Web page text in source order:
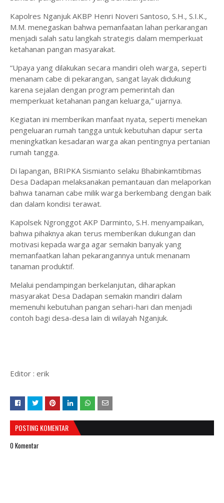
Kapolres Nganjuk AKBP Henri Noveri Santoso, S.H., S.I.K.,
M.M. menegaskan bahwa pemanfaatan lahan perkarangan
menjadi salah satu langkah strategis dalam memperkuat
ketahanan pangan masyarakat.
“Upaya yang dilakukan secara mandiri oleh warga, seperti
menanam cabe di pekarangan, sangat layak didukung
karena sejalan dengan program pemerintah dan
memperkuat ketahanan pangan keluarga,” ujarnya.
Kegiatan ini memberikan manfaat nyata, seperti menekan
pengeluaran rumah tangga untuk kebutuhan dapur serta
meningkatkan kesadaran warga akan pentingnya pertanian
rumah tangga.
Di lapangan, BRIPKA Sismianto selaku Bhabinkamtibmas
Desa Dadapan melaksanakan pemantauan dan melaporkan
bahwa tanaman cabe milik warga berkembang dengan baik
dan dalam kondisi terawat.
Kapolsek Ngronggot AKP Darminto, S.H. menyampaikan,
bahwa pihaknya akan terus memberikan dukungan dan
motivasi kepada warga agar semakin banyak yang
memanfaatkan lahan pekarangannya untuk menanam
tanaman produktif.
Melalui pendampingan berkelanjutan, diharapkan
masyarakat Desa Dadapan semakin mandiri dalam
memenuhi kebutuhan pangan sehari-hari dan menjadi
contoh bagi desa-desa lain di wilayah Nganjuk.
Editor : erik
POSTING KOMENTAR
0 Komentar